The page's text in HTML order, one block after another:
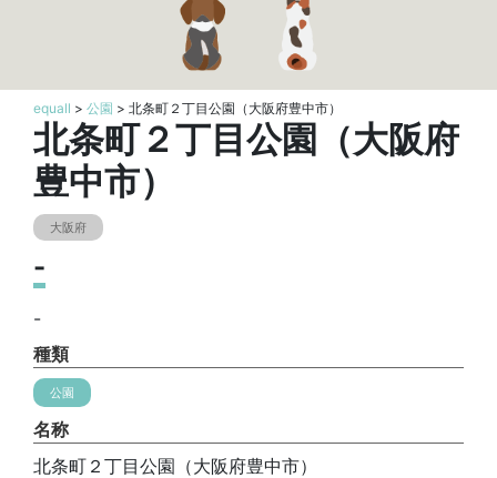
equall > 公園 > 北条町２丁目公園（大阪府豊中市）
北条町２丁目公園（大阪府
豊中市）
大阪府
-
-
種類
公園
名称
北条町２丁目公園（大阪府豊中市）